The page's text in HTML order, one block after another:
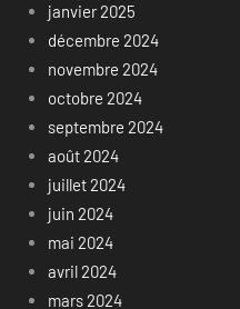
janvier 2025
décembre 2024
novembre 2024
octobre 2024
septembre 2024
août 2024
juillet 2024
juin 2024
mai 2024
avril 2024
mars 2024